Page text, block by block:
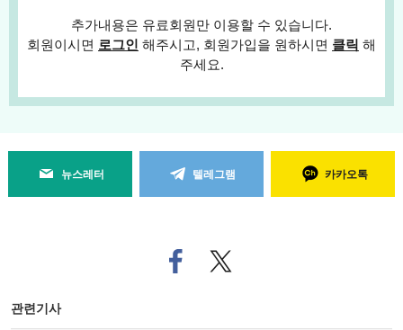
추가내용은 유료회원만 이용할 수 있습니다.
회원이시면 로그인 해주시고, 회원가입을 원하시면 클릭 해
주세요.
뉴스레터 텔레그램 카카오톡
페
이
트위
터로
관련기사